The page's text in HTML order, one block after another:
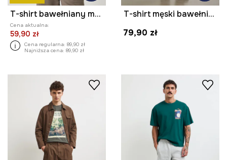
T-shirt bawełniany męski z fakturą kolor zielony
Cena aktualna:
59,90 zł
Cena regularna: 89,90 zł
Najniższa cena: 89,90 zł
T-shirt męski bawełniany z nadrukiem
79,90 zł